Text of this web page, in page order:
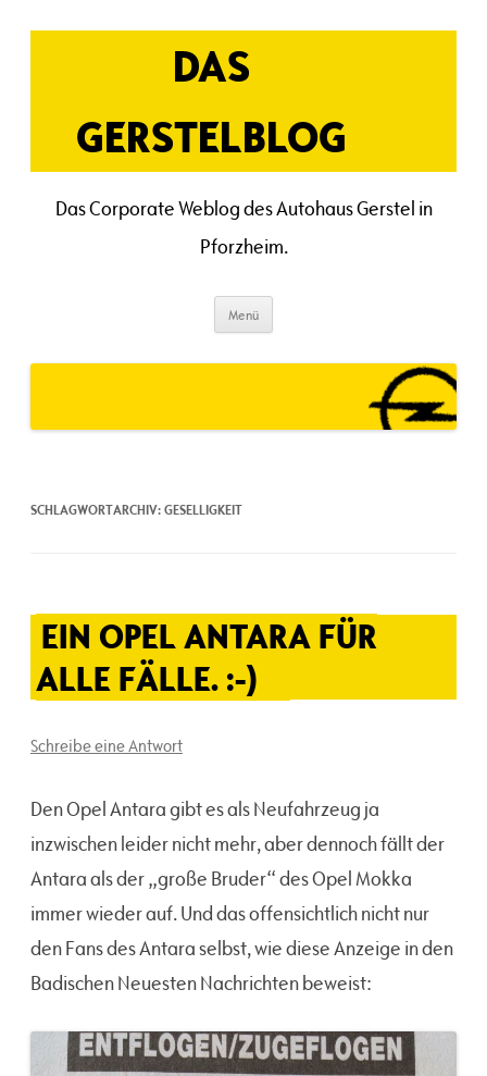
Inhalt
DAS
GERSTELBLOG
Das Corporate Weblog des Autohaus Gerstel in
Pforzheim.
Menü
SCHLAGWORTARCHIV:GESELLIGKEIT
EIN OPEL ANTARA FÜR
ALLE FÄLLE. :-)
Schreibe eine Antwort
Den Opel Antara gibt es als Neufahrzeug ja
inzwischen leider nicht mehr, aber dennoch fällt der
Antara als der „große Bruder“ des Opel Mokka
immer wieder auf. Und das offensichtlich nicht nur
den Fans des Antara selbst, wie diese Anzeige in den
Badischen Neuesten Nachrichten beweist: